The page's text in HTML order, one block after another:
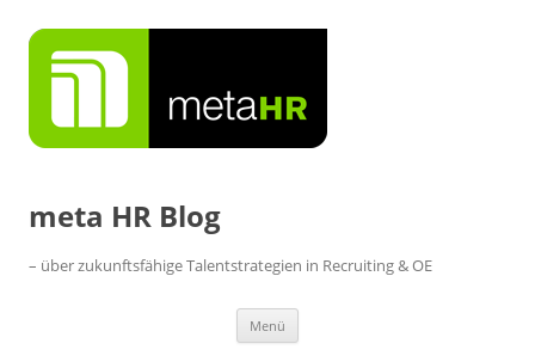
Inhalt
springen
meta HR Blog
– über zukunftsfähige Talentstrategien in Recruiting & OE
Menü